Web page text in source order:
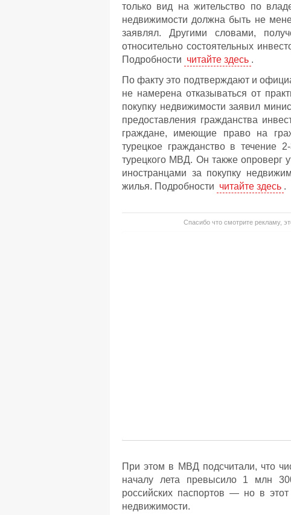
только вид на жительство по
недвижимости должна быть не
заявлял. Другими словами,
относительно состоятельных
Подробности читайте здесь .
По факту это подтверждают и
не намерена отказываться от
покупку недвижимости заявил
предоставления гражданства
граждане, имеющие право на
турецкое гражданство в течение
турецкого МВД. Он также опроверг
иностранцами за покупку
жилья. Подробности читайте здесь .
Спасибо что смотрите рекламу,
При этом в МВД подсчитали, что
началу лета превысило 1 млн
российских паспортов — но в
недвижимости.